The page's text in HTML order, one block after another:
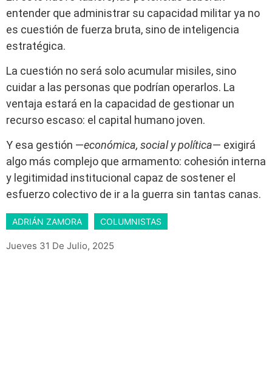
entender que administrar su capacidad militar ya no
es cuestión de fuerza bruta, sino de inteligencia
estratégica.
La cuestión no será solo acumular misiles, sino
cuidar a las personas que podrían operarlos. La
ventaja estará en la capacidad de gestionar un
recurso escaso: el capital humano joven.
Y esa gestión —económica, social y política— exigirá
algo más complejo que armamento: cohesión interna
y legitimidad institucional capaz de sostener el
esfuerzo colectivo de ir a la guerra sin tantas canas.
ADRIÁN ZAMORA COLUMNISTAS
Jueves 31 De Julio, 2025